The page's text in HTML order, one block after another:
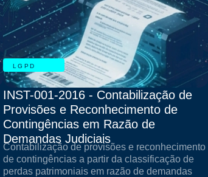
LGPD
INST-001-2016 - Contabilização de
Provisões e Reconhecimento de
Contingências em Razão de
Demandas Judiciais
Contabilização de provisões e reconhecimento
de contingências a partir da classificação de
perdas patrimoniais em razão de demandas